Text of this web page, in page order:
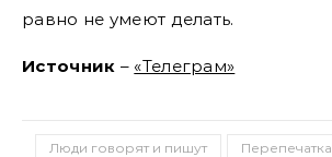
равно не умеют делать.
Источник – «Телеграм»
Люди говорят и пишут Перепечатка